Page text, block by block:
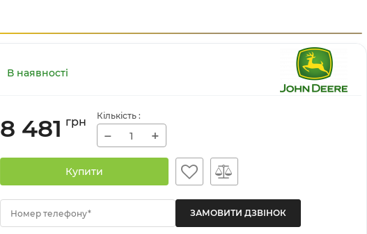
В наявності
8 481 грн Кількість :
− +
Купити
Номер телефону*